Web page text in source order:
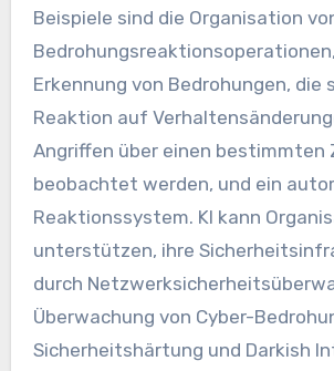
Beispiele sind die Organisation
Erkennung von Bedrohungen, die
Reaktion auf
Angriffen über einen bestimmten
beobachtet werden, und ein
Reaktionssystem. KI kann
unterstützen, ihre
durch
Überwachung von Cyber-
Sicherheitshärtung und Darkish